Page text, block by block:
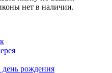
нет в наличии.
рождения